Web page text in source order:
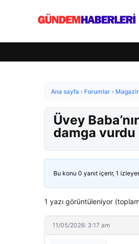
Ana sayfa › Forumlar ›
Üvey
damga vurdu
Bu konu 0 yanıt içerir, 1
1 yazı görüntüleniyor
11/05/2026: 3:17 am